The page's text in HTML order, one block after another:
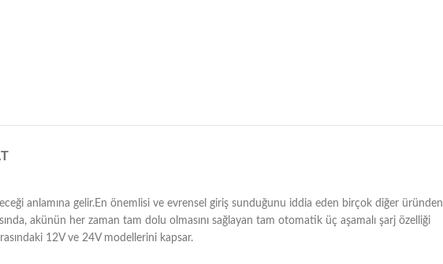
anlamına gelir.En önemlisi ve evrensel giriş sunduğunu iddia eden birçok diğer üründen
akünün her zaman tam dolu olmasını sağlayan tam otomatik üç aşamalı şarj özelliği
12V ve 24V modellerini kapsar.